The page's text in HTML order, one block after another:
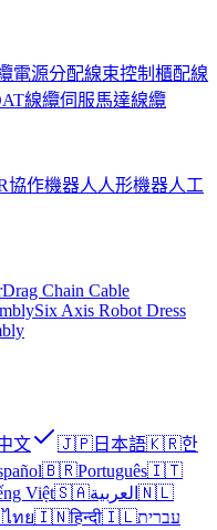
電源分配線束控制櫃配線
線纜伺服馬達線纜
協作機器人 人形機器人工
Drag Chain Cable
Six Axis Robot Dress
文 🇯🇵 日本語🇰🇷한
🇧🇷Português🇮🇹
Việt🇸🇦العربية 🇳🇱
ไทย🇮🇳हिन्दी🇮🇱עברית